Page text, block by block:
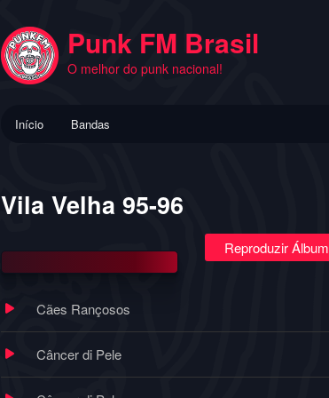
Punk FM Brasil
O melhor do punk nacional!
Início Bandas
Vila Velha 95-96
Reproduzir Álbum
Cães Rançosos
Câncer di Pele